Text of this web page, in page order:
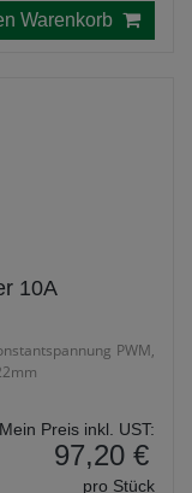
Warenkorb
10A
PWM,
Mein Preis inkl. UST:
97,20 €
pro Stück